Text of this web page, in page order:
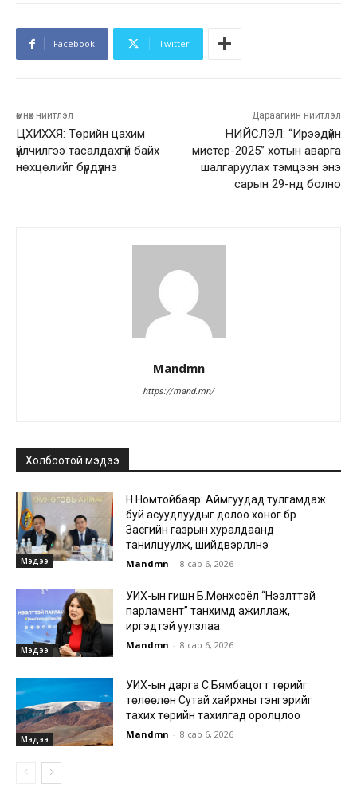
Facebook Twitter
өмнөх нийтлэл
ЦХИХХЯ: Төрийн цахим
үйлчилгээ тасалдахгүй байх
нөхцөлийг бүрдүүлнэ
Дараагийн нийтлэл
НИЙСЛЭЛ: “Ирээдүйн
мистер-2025” хотын аварга
шалгаруулах тэмцээн энэ
сарын 29-нд болно
Mandmn
https://mand.mn/
Холбоотой мэдээ
Мэдээ
Н.Номтойбаяр: Аймгуудад тулгамдаж
буй асуудлуудыг долоо хоног бүр
Засгийн газрын хуралдаанд
танилцуулж, шийдвэрлүүлнэ
Mandmn - 8 сар 6, 2026
Мэдээ
УИХ-ын гишүүн Б.Мөнхсоёл “Нээлттэй
парламент” танхимд ажиллаж,
иргэдтэй уулзлаа
Mandmn - 8 сар 6, 2026
Мэдээ
УИХ-ын дарга С.Бямбацогт төрийг
төлөөлөн Сутай хайрхны тэнгэрийг
тахих төрийн тахилгад оролцлоо
Mandmn - 8 сар 6, 2026